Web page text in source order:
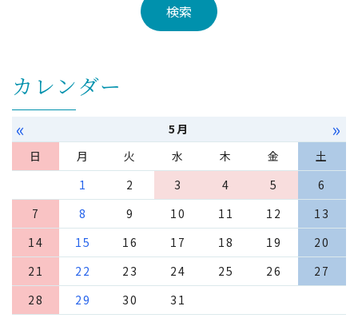
カレンダー
« 5月 »
日 月 火 水 木 金
土
1
2 3 4 5
6
7
8 9 10 11 12
13
14
15 16 17 18 19
20
21
22 23 24 25 26
27
28
29 30 31